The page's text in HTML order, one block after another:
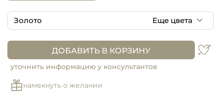
Золото Еще цвета
Золото
ДОБАВИТЬ В КОРЗИНУ
уточнить информацию у консультантов
намекнуть о желании